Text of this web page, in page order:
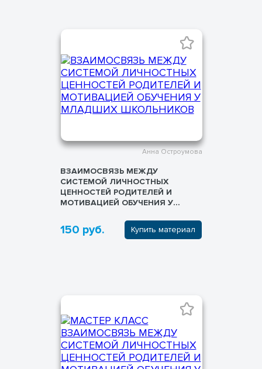
Анна Остроумова
ВЗАИМОСВЯЗЬ МЕЖДУ
СИСТЕМОЙ ЛИЧНОСТНЫХ
ЦЕННОСТЕЙ РОДИТЕЛЕЙ И
МОТИВАЦИЕЙ ОБУЧЕНИЯ У
150 руб. Купить материал